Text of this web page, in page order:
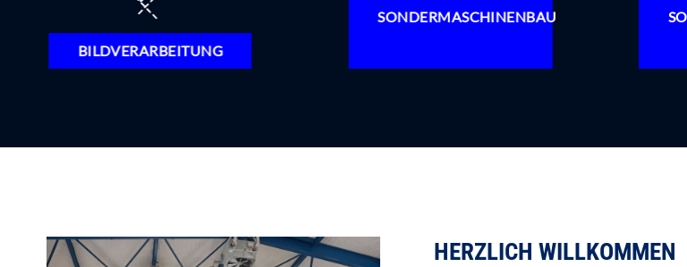
BILDVERARBEITUNG
SONDERMASCHINENBAU
HERZLICH WILLKOMMEN